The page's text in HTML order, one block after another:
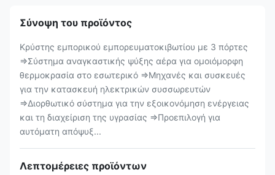
Σύνοψη του προϊόντος
Κρύστης εμπορικού εμπορευματοκιβωτίου με 3 πόρτες
⇒Σύστημα αναγκαστικής ψύξης αέρα για ομοιόμορφη
θερμοκρασία στο εσωτερικό ⇒Μηχανές και συσκευές
για την κατασκευή ηλεκτρικών συσσωρευτών
⇒Διορθωτικό σύστημα για την εξοικονόμηση ενέργειας
και τη διαχείριση της υγρασίας ⇒Προεπιλογή για
αυτόματη απόψυξ...
Λεπτομέρειες προϊόντων